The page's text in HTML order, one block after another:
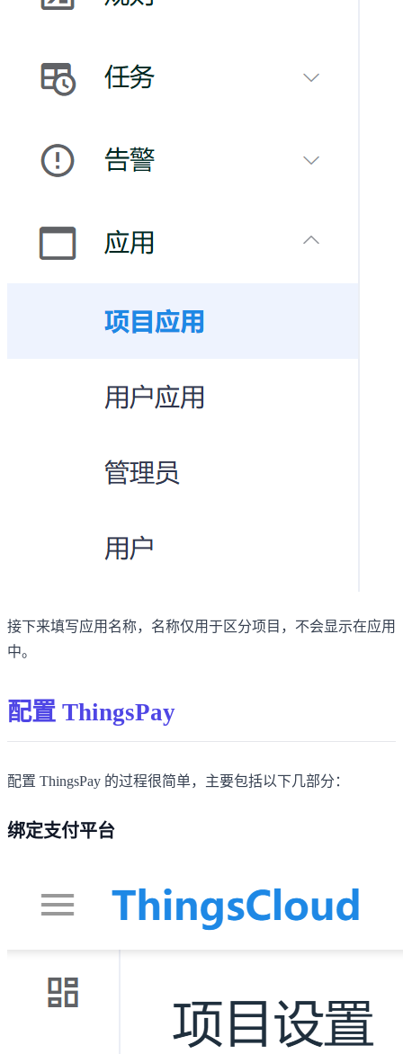
接下来填写应用名称，名称仅用于区分项目，不会显示在应用
中。
配置 ThingsPay
配置 ThingsPay 的过程很简单，主要包括以下几部分：
绑定支付平台